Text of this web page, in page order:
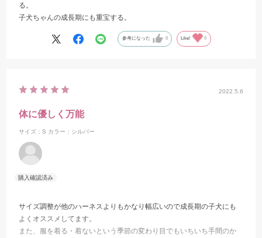
る。
子犬ちゃんの成長期にも重宝する。
参考になった 0 Like! 0
2022.5.6
体に優しく万能
サイズ：S カラー：シルバー
サイズ調整が他のハーネスよりもかなり幅広いので成長期の子犬にも
よくオススメしてます。
また、服を着る・着ないという季節の変わり目でもいちいち手間のか